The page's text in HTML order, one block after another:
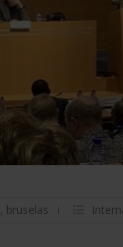
, bruselas